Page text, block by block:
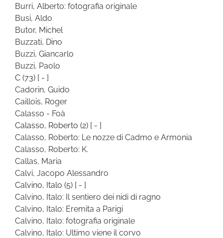
Burri, Alberto: fotografia originale
Busi, Aldo
Butor, Michel
Buzzati, Dino
Buzzi, Giancarlo
Buzzi, Paolo
C (73) [ - ]
Cadorin, Guido
Caillois, Roger
Calasso - Foà
Calasso, Roberto (2) [ - ]
Calasso, Roberto: Le nozze di Cadmo e Armonia
Calasso, Roberto: K.
Callas, Maria
Calvi, Jacopo Alessandro
Calvino, Italo (5) [ - ]
Calvino, Italo: Il sentiero dei nidi di ragno
Calvino, Italo: Eremita a Parigi
Calvino, Italo: fotografia originale
Calvino, Italo: Ultimo viene il corvo